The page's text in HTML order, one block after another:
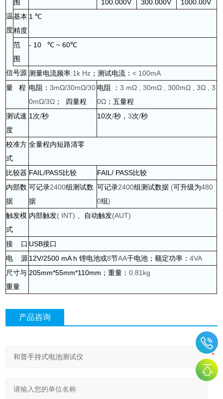
围
100.000V
300.000V
1000.00V
温
度
基本
精度
1 ℃
范
围
- 10 ℃ ~ 60℃
信号源 测量电流频率:1k Hz ；测试电流：< 100mA
量
程 电阻：3mΩ/30mΩ/30
0mΩ/3Ω ； 四量程
电阻 ：3 mΩ , 30mΩ , 300mΩ , 3Ω , 3
0Ω ；五量程
测试速
度
1 次/秒 10次/秒，3次/秒
校准方
式
全量程内短路清零
比较器 FAIL/PASS比较 FAIL/ PASS比较
内部数
据
可记录2400组测试数
据
可记录2400组测试数据 (可升级为480
0组)
触发模
式
内部触发( INT) 、自动触发(AUT)
接 口 USB接口
电
源12V/2500 mA h锂电池或8节AA干电池；额定功率：4VA
尺寸与
重量
205mm*55mm*110mm ；重量：0.81kg
产品咨询